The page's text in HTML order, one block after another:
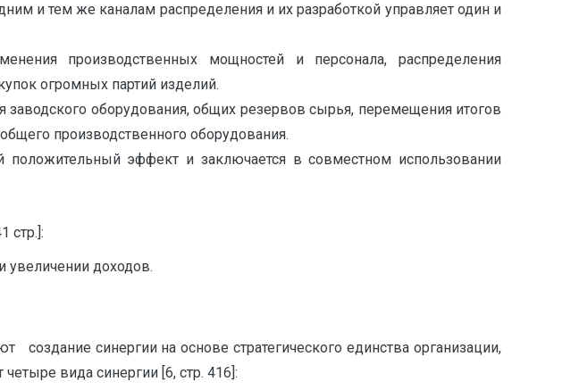
и тем же каналам распределения и их разработкой управляет один и
производственных мощностей и персонала, распределения
огромных партий изделий.
оборудования, общих резервов сырья, перемещения итогов
производственного оборудования.
эффект и заключается в совместном использовании
стр.]:
увеличении доходов.
создание синергии на основе стратегического единства организации,
вида синергии [6, стр. 416]: